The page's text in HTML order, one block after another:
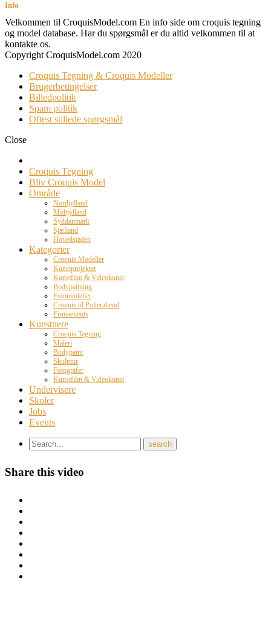
Info
Velkommen til CroquisModel.com En info side om croquis tegning
og model database. Har du spørgsmål er du altid velkommen til at
kontakte os.
Copyright CroquisModel.com 2020
Croquis Tegning & Croquis Modeller
Brugerbetingelser
Billedpolitik
Spam politik
Oftest stillede spørgsmål
Close
Croquis Tegning
Bliv Croquis Model
Område
Nordjylland
Midtjylland
Syddanmark
Sjælland
Hovedstaden
Kategorier
Croquis Modeller
Kunstprojekter
Kunstfilm & Videokunst
Bodypainting
Fotomodeller
Croquis til Polterabend
Firmaevents
Kunstnere
Croquis Tegning
Maleri
Bodypaint
Skulptur
Fotografer
Kunstfilm & Videokunst
Undervisere
Skoler
Jobs
Events
Share this video